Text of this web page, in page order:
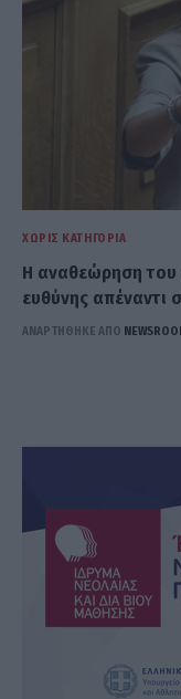
ΧΩΡΊΣ ΚΑΤΗΓΟΡΊΑ
Η αναθεώρηση του
ευθύνης απέναντι
ΑΝΑΡΤΗΘΗΚΕ ΑΠΟ